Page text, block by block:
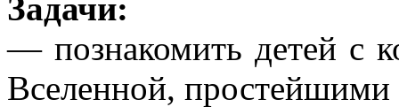
Задачи:
— познакомить детей с
Вселенной,